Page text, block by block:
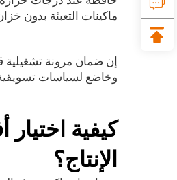
ماكينات التعبئة بدون
إن ضمان مرونة تشغيلية
وخاضع لسياسات تسويقية
كيفية اختيار
الإنتاج؟